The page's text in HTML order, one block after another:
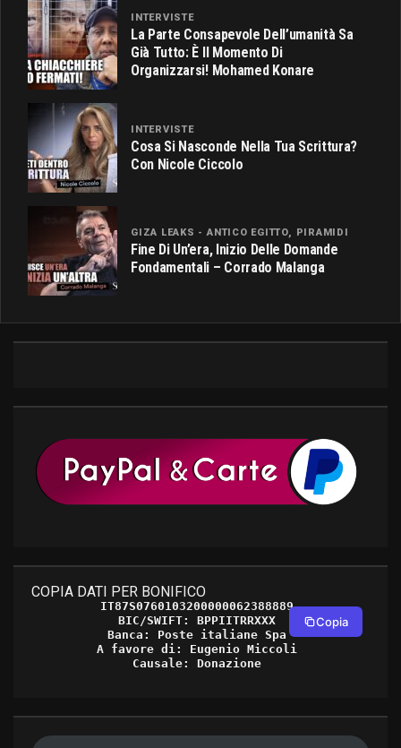
INTERVISTE
La Parte Consapevole Dell’umanità Sa
Già Tutto: È Il Momento Di
Organizzarsi! Mohamed Konare
INTERVISTE
Cosa Si Nasconde Nella Tua Scrittura?
Con Nicole Ciccolo
GIZA LEAKS - ANTICO EGITTO, PIRAMIDI
Fine Di Un’era, Inizio Delle Domande
Fondamentali – Corrado Malanga
COPIA DATI PER BONIFICO
IT87S0760103200000062388889
BIC/SWIFT: BPPIITRRXXX
Banca: Poste italiane Spa
A favore di: Eugenio Miccoli
Causale: Donazione
Copia